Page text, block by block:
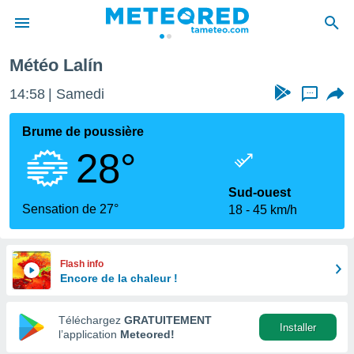
de
en
Météo Lalín
14:58 Samedi ...
Brume de poussière
28°
Sensation de 27°
Sud-ouest
18
45 km/h
Flash info
Encore de la chaleur !
Téléchargez GRATUITEMENT
l’application Meteored!
Installer